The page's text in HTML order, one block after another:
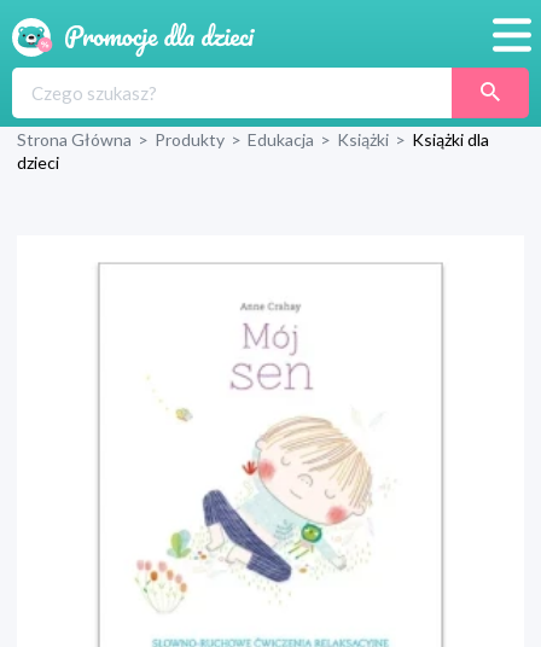
Produkty
Blog
Wyprawka
Strona Główna > Produkty > Edukacja > Książki > Książki dla
dzieci